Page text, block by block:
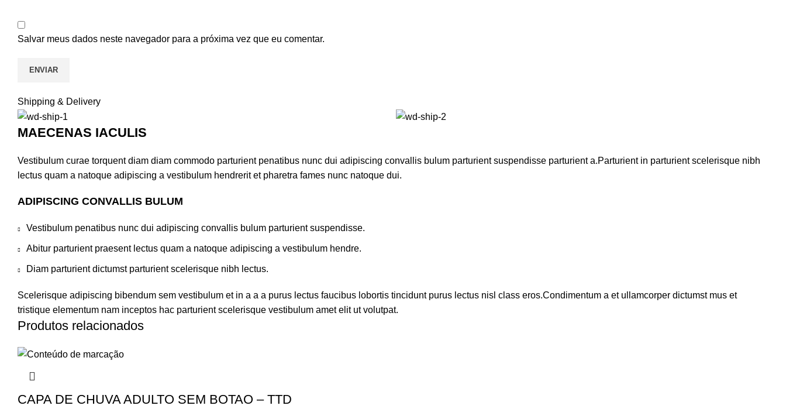
Salvar meus dados neste navegador para a próxima vez que eu comentar.
Shipping & Delivery
MAECENAS IACULIS
Vestibulum curae torquent diam diam commodo parturient penatibus nunc dui adipiscing convallis bulum parturient suspendisse parturient a.Parturient in parturient scelerisque nibh
lectus quam a natoque adipiscing a vestibulum hendrerit et pharetra fames nunc natoque dui.
ADIPISCING CONVALLIS BULUM
Vestibulum penatibus nunc dui adipiscing convallis bulum parturient suspendisse.
Abitur parturient praesent lectus quam a natoque adipiscing a vestibulum hendre.
Diam parturient dictumst parturient scelerisque nibh lectus.
Scelerisque adipiscing bibendum sem vestibulum et in a a a purus lectus faucibus lobortis tincidunt purus lectus nisl class eros.Condimentum a et ullamcorper dictumst mus et
tristique elementum nam inceptos hac parturient scelerisque vestibulum amet elit ut volutpat.
Produtos relacionados
CAPA DE CHUVA ADULTO SEM BOTAO – TTD